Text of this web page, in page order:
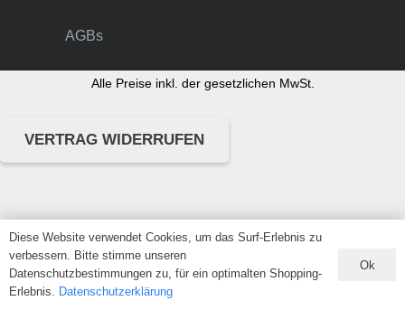
AGBs
Alle Preise inkl. der gesetzlichen MwSt.
VERTRAG WIDERRUFEN
Diese Website verwendet Cookies, um das Surf-Erlebnis zu
verbessern. Bitte stimme unseren
Datenschutzbestimmungen zu, für ein optimalten Shopping-
Erlebnis. Datenschutzerklärung
Ok